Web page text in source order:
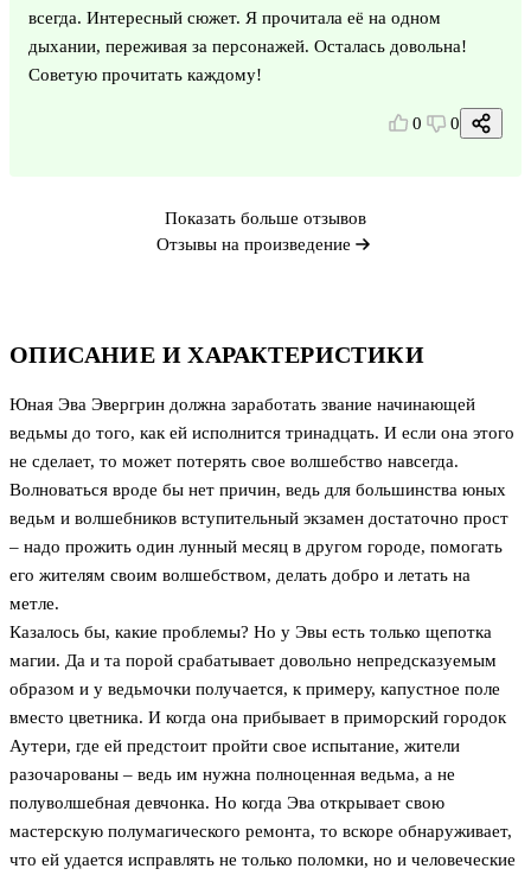
ОПИСАНИЕ И ХАРАКТЕРИСТИКИ
Юная Эва Эвергрин должна заработать звание начинающей
ведьмы до того, как ей исполнится тринадцать. И если она этого
не сделает, то может потерять свое волшебство навсегда.
Волноваться вроде бы нет причин, ведь для большинства юных
ведьм и волшебников вступительный экзамен достаточно прост
– надо прожить один лунный месяц в другом городе, помогать
его жителям своим волшебством, делать добро и летать на
метле.
Казалось бы, какие проблемы? Но у Эвы есть только щепотка
магии. Да и та порой срабатывает довольно непредсказуемым
образом и у ведьмочки получается, к примеру, капустное поле
вместо цветника. И когда она прибывает в приморский городок
Аутери, где ей предстоит пройти свое испытание, жители
разочарованы – ведь им нужна полноценная ведьма, а не
полуволшебная девчонка. Но когда Эва открывает свою
мастерскую полумагического ремонта, то вскоре обнаруживает,
что ей удается исправлять не только поломки, но и человеческие
всегда. Интересный сюжет. Я прочитала её на одном
дыхании, переживая за персонажей. Осталась довольна!
Советую прочитать каждому!
0 0
Показать больше отзывов
Отзывы на произведение